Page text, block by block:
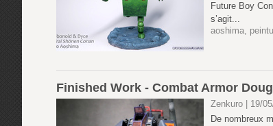
Future Boy
s’agit...
aoshima,
Finished Work - Combat Armor
Zenkuro | 19/
De nombreux